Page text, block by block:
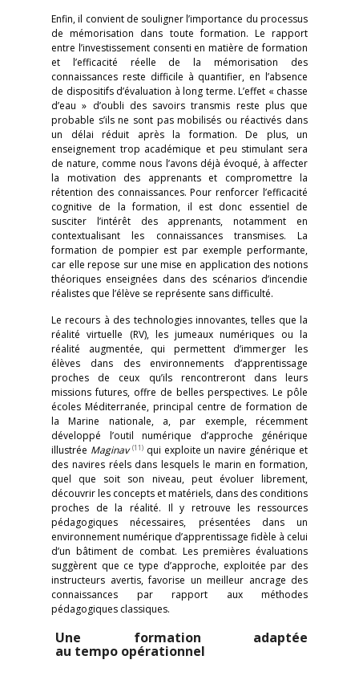
Enfin, il convient de souligner l’importance du processus
de mémorisation dans toute formation. Le rapport
entre l’investissement consenti en matière de formation
et l’efficacité réelle de la mémorisation des
connaissances reste difficile à quantifier, en l’absence
de dispositifs d’évaluation à long terme. L’effet « chasse
d’eau » d’oubli des savoirs transmis reste plus que
probable s’ils ne sont pas mobilisés ou réactivés dans
un délai réduit après la formation. De plus, un
enseignement trop académique et peu stimulant sera
de nature, comme nous l’avons déjà évoqué, à affecter
la motivation des apprenants et compromettre la
rétention des connaissances. Pour renforcer l’efficacité
cognitive de la formation, il est donc essentiel de
susciter l’intérêt des apprenants, notamment en
contextualisant les connaissances transmises. La
formation de pompier est par exemple performante,
car elle repose sur une mise en application des notions
théoriques enseignées dans des scénarios d’incendie
réalistes que l’élève se représente sans difficulté.
Le recours à des technologies innovantes, telles que la
réalité virtuelle (RV), les jumeaux numériques ou la
réalité augmentée, qui permettent d’immerger les
élèves dans des environnements d’apprentissage
proches de ceux qu’ils rencontreront dans leurs
missions futures, offre de belles perspectives. Le pôle
écoles Méditerranée, principal centre de formation de
la Marine nationale, a, par exemple, récemment
développé l’outil numérique d’approche générique
illustrée Maginav (11)qui exploite un navire générique et
des navires réels dans lesquels le marin en formation,
quel que soit son niveau, peut évoluer librement,
découvrir les concepts et matériels, dans des conditions
proches de la réalité. Il y retrouve les ressources
pédagogiques nécessaires, présentées dans un
environnement numérique d’apprentissage fidèle à celui
d’un bâtiment de combat. Les premières évaluations
suggèrent que ce type d’approche, exploitée par des
instructeurs avertis, favorise un meilleur ancrage des
connaissances par rapport aux méthodes
pédagogiques classiques.
Une formation adaptée
au tempo opérationnel